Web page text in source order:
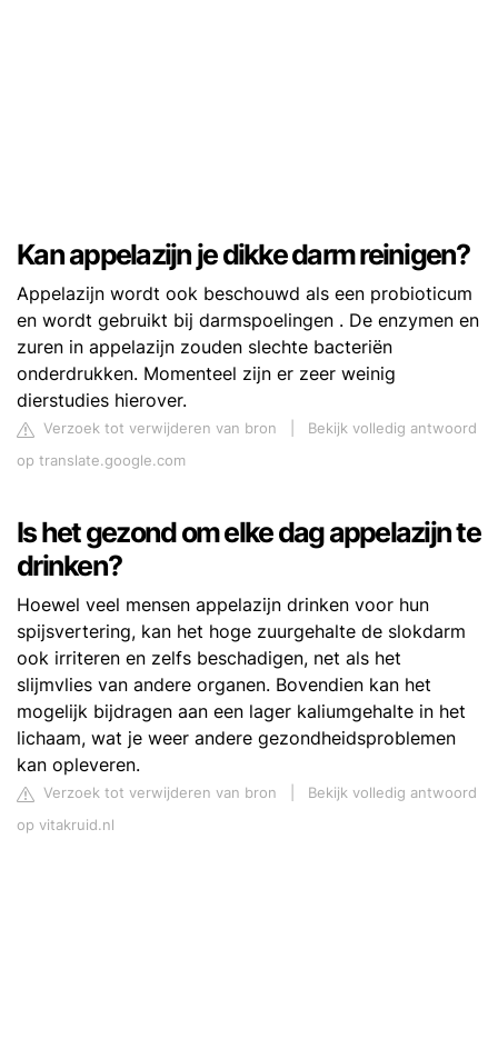
Kan appelazijn je dikke darm reinigen?
Appelazijn wordt ook beschouwd als een probioticum
en wordt gebruikt bij darmspoelingen . De enzymen en
zuren in appelazijn zouden slechte bacteriën
onderdrukken. Momenteel zijn er zeer weinig
dierstudies hierover.
Verzoek tot verwijderen van bron
Bekijk volledig antwoord
op translate.google.com
Is het gezond om elke dag appelazijn te
drinken?
Hoewel veel mensen appelazijn drinken voor hun
spijsvertering, kan het hoge zuurgehalte de slokdarm
ook irriteren en zelfs beschadigen, net als het
slijmvlies van andere organen. Bovendien kan het
mogelijk bijdragen aan een lager kaliumgehalte in het
lichaam, wat je weer andere gezondheidsproblemen
kan opleveren.
Verzoek tot verwijderen van bron
Bekijk volledig antwoord
op vitakruid.nl